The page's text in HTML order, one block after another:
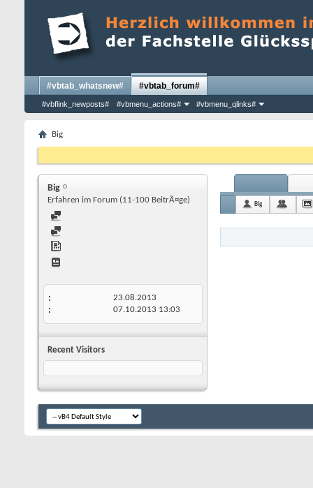
#vbtab_whatsnew# #vbtab_forum#
#vbflink_newposts# #vbmenu_actions# #vbmenu_qlinks#
Big
Big
Erfahren im Forum (11-100 BeitrÃ¤ge)
23.08.2013
07.10.2013 13:03
Recent Visitors
Big